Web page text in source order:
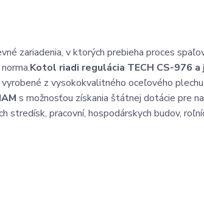
zariadenia, v ktorých prebieha proces
Kotol riadi regulácia TECH CS-976 a
z vysokokvalitného oceľového plechu
s možnosťou získania štátnej dotácie pre
stredísk, pracovní, hospodárskych budov,